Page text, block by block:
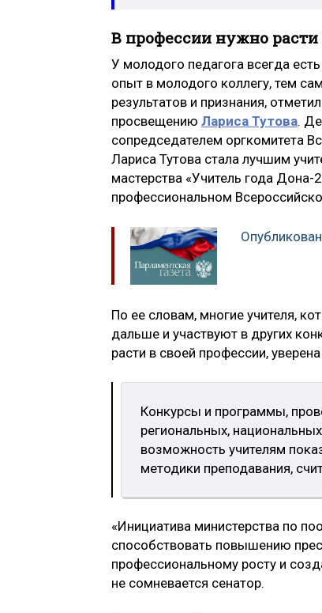
В профессии нужно расти
У молодого педагога всегда
опыт в молодого коллегу, тем
результатов и признания,
просвещению Лариса Тутова.
сопредседателем оргкомитета
Лариса Тутова стала лучшим
мастерства «Учитель года
профессиональном
По ее словам, многие учителя,
дальше и участвуют в других
расти в своей профессии, уверена
Конкурсы и программы,
региональных,
возможность учителям
методики преподавания,
«Инициатива министерства по
способствовать повышению
профессиональному росту и
не сомневается сенатор.